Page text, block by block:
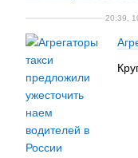
20:39,